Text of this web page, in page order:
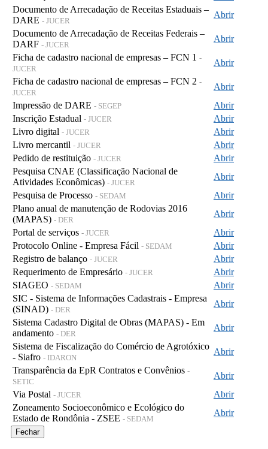
Documento de Arrecadação de Receitas Estaduais –
DARE - JUCER
Abrir
Documento de Arrecadação de Receitas Federais –
DARF - JUCER
Abrir
Ficha de cadastro nacional de empresas – FCN 1 -
JUCER
Abrir
Ficha de cadastro nacional de empresas – FCN 2 -
JUCER
Abrir
Impressão de DARE - SEGEP
Abrir
Inscrição Estadual - JUCER
Abrir
Livro digital - JUCER
Abrir
Livro mercantil - JUCER
Abrir
Pedido de restituição - JUCER
Abrir
Pesquisa CNAE (Classificação Nacional de
Atividades Econômicas) - JUCER
Abrir
Pesquisa de Processo - SEDAM
Abrir
Plano anual de manutenção de Rodovias 2016
(MAPAS) - DER
Abrir
Portal de serviços - JUCER
Abrir
Protocolo Online - Empresa Fácil - SEDAM
Abrir
Registro de balanço - JUCER
Abrir
Requerimento de Empresário - JUCER
Abrir
SIAGEO - SEDAM
Abrir
SIC - Sistema de Informações Cadastrais - Empresa
(SINAD) - DER
Abrir
Sistema Cadastro Digital de Obras (MAPAS) - Em
andamento - DER
Abrir
Sistema de Fiscalização do Comércio de Agrotóxico
- Siafro - IDARON
Abrir
Transparência da EpR Contratos e Convênios -
SETIC
Abrir
Via Postal - JUCER
Abrir
Zoneamento Socioeconômico e Ecológico do
Estado de Rondônia - ZSEE - SEDAM
Abrir
Fechar